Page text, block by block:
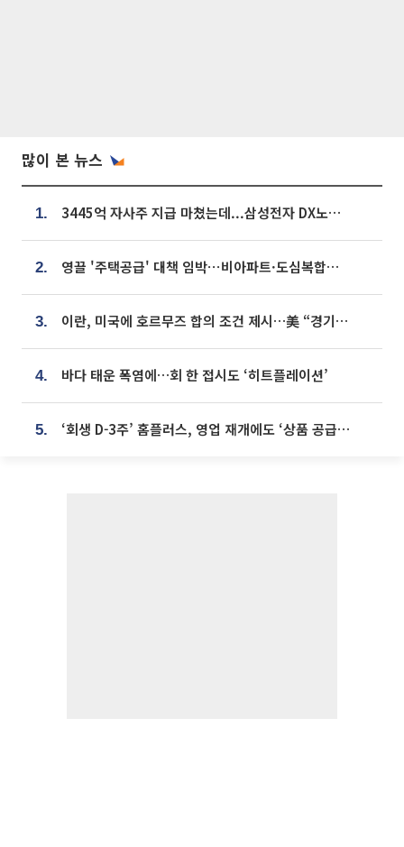
많이 본 뉴스
1. 3445억 자사주 지급 마쳤는데...삼성전자 DX노조, 뒤늦은 '떼쓰기 집회'
2. 영끌 '주택공급' 대책 임박⋯비아파트·도심복합까지 총동원
3. 이란, 미국에 호르무즈 합의 조건 제시…美 “경기 아직 안 끝나” [종합]
4. 바다 태운 폭염에…회 한 접시도 ‘히트플레이션’
5. ‘회생 D-3주’ 홈플러스, 영업 재개에도 ‘상품 공급망’ 복구가 생존 관건